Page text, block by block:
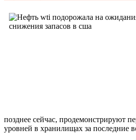
позднее сейчас, продемонстрируют
уровней в хранилищах за последние